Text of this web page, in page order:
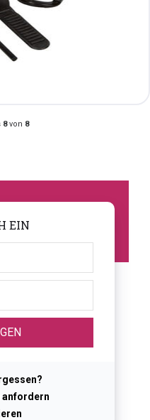
8von 8
EIN
anfordern